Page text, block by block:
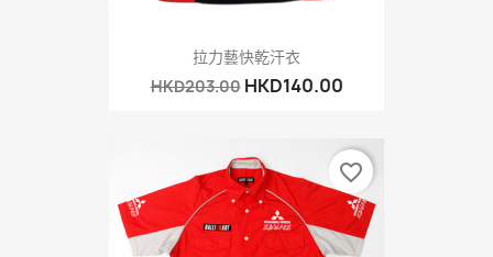
拉力藝快乾汗衣
HKD203.00 HKD140.00
favorite_border